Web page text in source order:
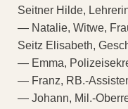
Seitner Hilde,
— Natalie, Witwe,
Seitz Elisabeth,
— Emma,
— Franz, RB.-
— Johann, Mil.-